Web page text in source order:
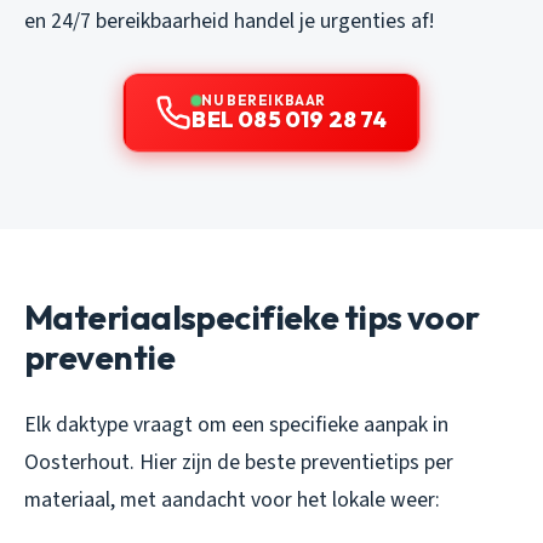
en 24/7 bereikbaarheid handel je urgenties af!
NU BEREIKBAAR
BEL 085 019 28 74
Materiaalspecifieke tips voor
preventie
Elk daktype vraagt om een specifieke aanpak in
Oosterhout. Hier zijn de beste preventietips per
materiaal, met aandacht voor het lokale weer: